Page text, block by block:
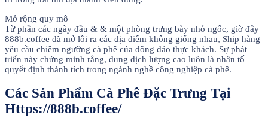
Mở rộng quy mô
Từ phần các ngày đầu & & một phòng trưng bày nhỏ ngốc, giờ đây
888b.coffee đã mở lôi ra các địa điểm không giống nhau, Ship hàng
yêu cầu chiêm ngưỡng cà phê của đông đảo thực khách. Sự phát
triển này chứng minh rằng, dung dịch lượng cao luôn là nhân tố
quyết định thành tích trong ngành nghề công nghiệp cà phê.
Các Sản Phẩm Cà Phê Đặc Trưng Tại
Https://888b.coffee/